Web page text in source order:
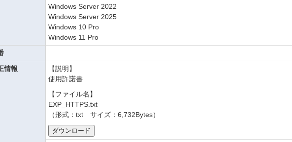
Windows Server 2022
Windows Server 2025
Windows 10 Pro
Windows 11 Pro
情報
【説明】
使用許諾書
【ファイル名】
EXP_HTTPS.txt
（形式：txt サイズ：6,732Bytes）